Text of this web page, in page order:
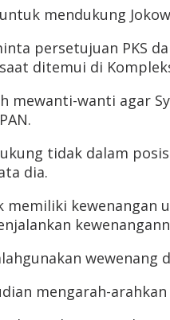
mendukung
persetujuan PKS
ditemui di
mewanti-wanti agar
tidak dalam
dia.
memiliki
mengarah-